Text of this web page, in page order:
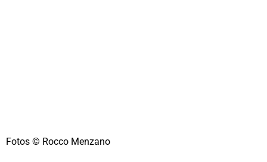
Fotos © Rocco Menzano